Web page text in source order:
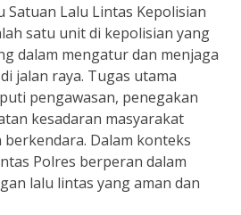
Satuan Lalu Lintas Kepolisian
satu unit di kepolisian yang
dalam mengatur dan menjaga
jalan raya. Tugas utama
pengawasan, penegakan
kesadaran masyarakat
Dalam konteks
Polres berperan dalam
lalu lintas yang aman dan